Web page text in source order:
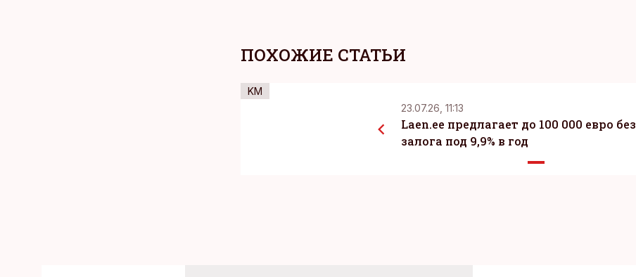
ПОХОЖИЕ СТАТЬИ
KM
23.07.26, 11:13
Laen.ee предлагает до 100 000 евро без
залога под 9,9% в год